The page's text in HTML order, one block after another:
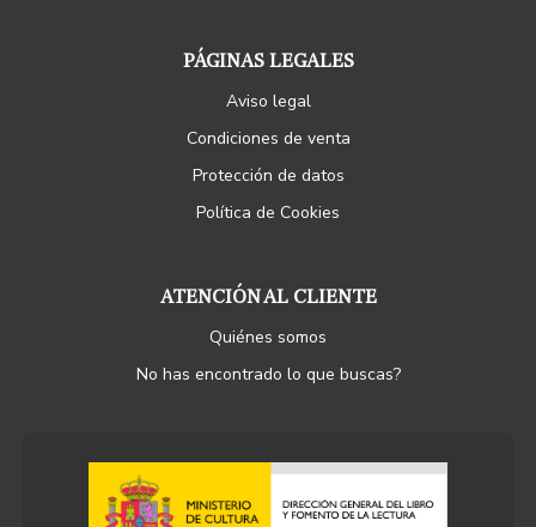
PÁGINAS LEGALES
Aviso legal
Condiciones de venta
Protección de datos
Política de Cookies
ATENCIÓN AL CLIENTE
Quiénes somos
No has encontrado lo que buscas?